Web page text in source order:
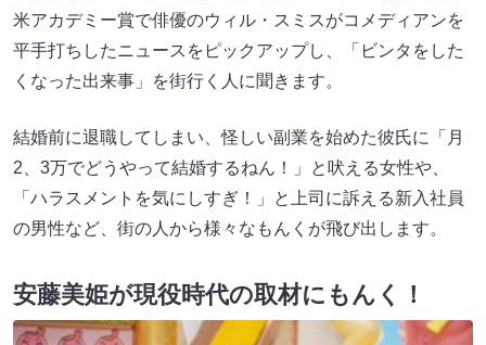
米アカデミー賞で俳優のウィル・スミスがコメディアンを
平手打ちしたニュースをピックアップし、「ビンタをした
くなった出来事」を街行く人に聞きます。
結婚前に退職してしまい、怪しい副業を始めた彼氏に「月
2、3万でどうやって結婚するねん！」と吠える女性や、
「ハラスメントを気にしすぎ！」と上司に訴える新入社員
の男性など、街の人から様々なもんくが飛び出します。
安藤美姫が現役時代の取材にもんく！